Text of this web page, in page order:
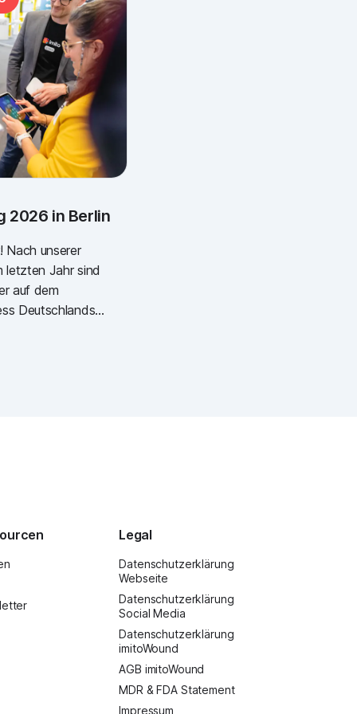
2026 in Berlin
Nach unserer
letzten Jahr sind
auf dem
Deutschlands
Legal
Datenschutzerklärung
Webseite
Datenschutzerklärung
Social Media
Datenschutzerklärung
imitoWound
AGB imitoWound
MDR & FDA Statement
Impressum